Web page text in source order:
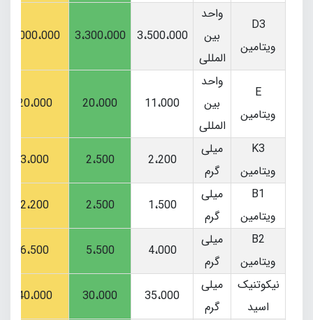
D3
ویتامین
واحد
بین
المللی
3،500،000 3،300،000 3،000،000
E
ویتامین
واحد
بین
المللی
11،000 20،000 20،000
K3
ویتامین
میلی
گرم
2،200 2،500
3،000
B1
ویتامین
میلی
گرم
1،500 2،500
2،200
B2
ویتامین
میلی
گرم
4،000 5،500
6،500
نیکوتنیک
اسید
میلی
گرم
35،000 30،000
40،000